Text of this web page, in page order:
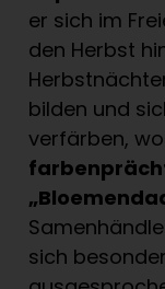
er sich im
den Herbst
bilden und
verfärben,
sich